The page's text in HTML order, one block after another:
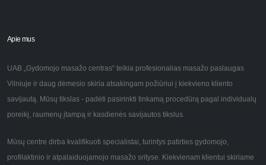
Apie mus
UAB „Gydomojo masažo centras“ teikia profesionalias masažo paslaugas
Vilniuje ir daug dėmesio skiria atsakingam požiūriui į kiekvieno kliento
savijautą. Mūsų tikslas - padėti pasirinkti tinkamą procedūrą pagal individualų
poreikį, raumenų įtampą ir kasdienės savijautos tikslus.
Mūsų centre dirba kvalifikuoti specialistai, turintys patirties gydomojo,
profilaktinio ir atpalaiduojamojo masažo srityse. Kiekvienam klientui skiriame